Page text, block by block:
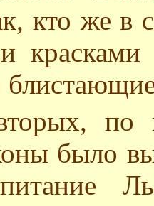
кто же в
по
было